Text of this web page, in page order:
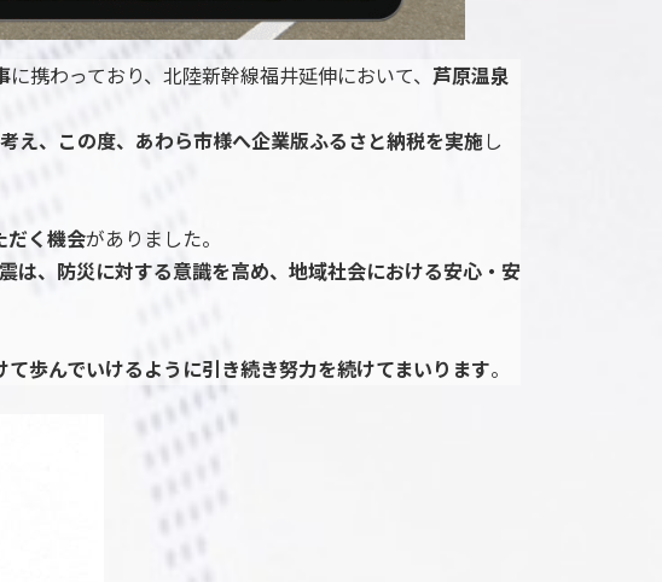
に携わっており、北陸新幹線福井延伸において、 芦原温泉
え、この度、あわら市様へ企業版ふるさと納税を実施 し
だく機会がありました。
は、防災に対する意識を高め、地域社会における安心・安
て歩んでいけるように引き続き努力を続けてまいります。